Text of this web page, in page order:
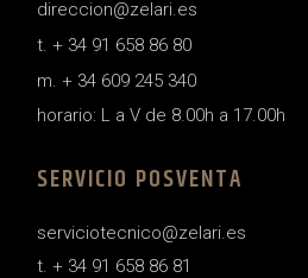
direccion@zelari.es
t. + 34 91 658 86 80
m. + 34 609 245 340
horario: L a V de 8.00h a 17.00h
SERVICIO POSVENTA
serviciotecnico@zelari.es
t. + 34 91 658 86 81